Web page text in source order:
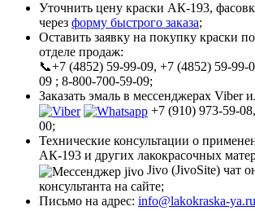
Уточнить цену краски АК-193,
через форму быстрого заказа;
Оставить заявку на покупку краски
отделе продаж:
📞+7 (4852) 59-99-09, +7 (4852) 59-99-
09 ; 8-800-700-59-09;
Заказать эмаль в мессенджерах Viber
+7 (910) 973-59-
00;
Технические консультации о
АК-193 и других лакокрасочных
Jivo (JivoSite) чат
консультанта на сайте;
Письмо на адрес: info@lakokraska-ya.ru